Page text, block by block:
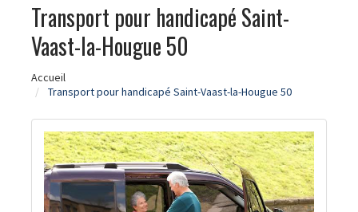
Transport pour handicapé Saint-
Vaast-la-Hougue 50
Accueil
Transport pour handicapé Saint-Vaast-la-Hougue 50